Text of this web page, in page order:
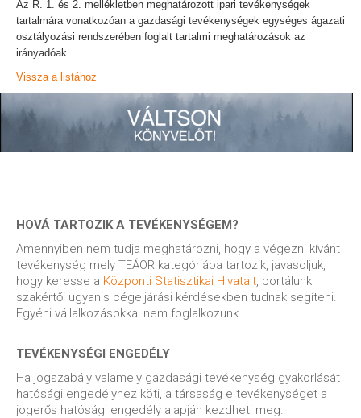
Az R. 1. és 2. mellékletben meghatározott ipari tevékenységek
tartalmára vonatkozóan a gazdasági tevékenységek egységes ágazati
osztályozási rendszerében foglalt tartalmi meghatározások az
irányadóak.
Vissza a listához
HOVÁ TARTOZIK A TEVÉKENYSÉGEM?
Amennyiben nem tudja meghatározni, hogy a végezni kívánt
tevékenység mely TEÁOR kategóriába tartozik, javasoljuk,
hogy keresse a Központi Statisztikai Hivatalt , portálunk
szakértői ugyanis cégeljárási kérdésekben tudnak segíteni.
Egyéni vállalkozásokkal nem foglalkozunk.
TEVÉKENYSÉGI ENGEDÉLY
Ha jogszabály valamely gazdasági tevékenység gyakorlását
hatósági engedélyhez köti, a társaság e tevékenységet a
jogerős hatósági engedély alapján kezdheti meg.